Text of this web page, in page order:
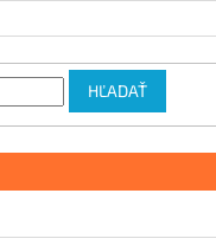
HĽADAŤ